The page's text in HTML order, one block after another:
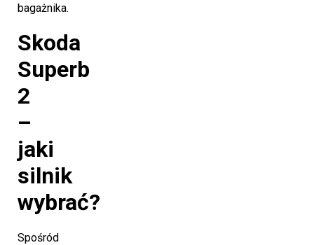
bagażnika.
Skoda
Superb
2
–
jaki
silnik
wybrać?
Spośród